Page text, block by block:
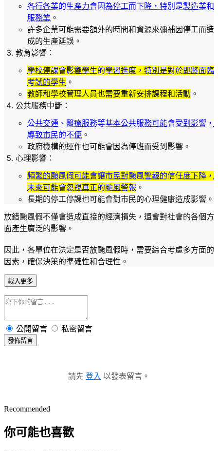
各行各業的生產力會因為停工而下降，特別是製造業和
服務業 。
許多企業可能需要額外的時間和資源來彌補因停工而造
成的生產延誤。
教育影響 ：
學校停課會影響學生的學習進度，特別是對於即將面臨
考試的學生 。
教師和學校管理人員也需要重新安排課程和活動 。
公共服務中斷 ：
公共交通、醫療服務等基本公共服務可能會受到影響，
導致市民的不便 。
政府機構的運作也可能會因為停班而受到影響。
心理影響 ：
頻繁的颱風假可能會讓市民對颱風警報的信任度下降，
未來可能會忽視真正的颱風警報 。
長期的停工停課也可能會對市民的心理健康造成影響。
放錯颱風假不僅會造成直接的經濟損失，還會對社會的各個方
面產生廣泛的影響。
因此，各單位在決定是否放颱風假時，需要綜合考慮多方面的
因素，確保決策的準確性和合理性。
載入更多
公開留言 私密留言
發佈留言
請先 登入 以發表留言。
Recommended
你可能也喜歡